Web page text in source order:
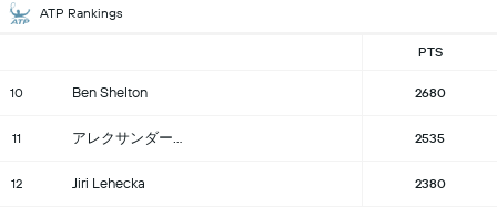
ATP Rankings
PTS
10 Ben Shelton 2680
11 アレクサンダー・ブブリック 2535
12 Jiri Lehecka 2380